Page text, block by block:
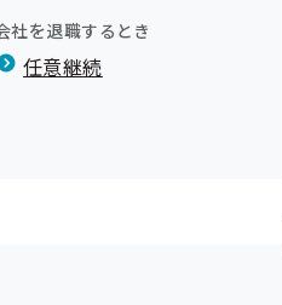
社を退職するとき
任意継続
成しまし
！